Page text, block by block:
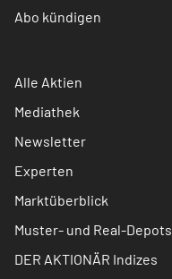
Abo kündigen
Alle Aktien
Mediathek
Newsletter
Experten
Marktüberblick
Muster- und Real-Depots
DER AKTIONÄR Indizes